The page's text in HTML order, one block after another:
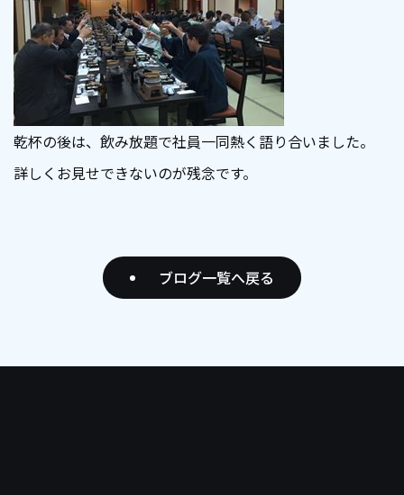
乾杯の後は、飲み放題で社員一同熱く語り合いました。
詳しくお見せできないのが残念です。
ブログ一覧へ戻る